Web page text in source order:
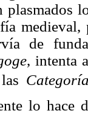
plasmados
medieval,
de
, intenta
lo